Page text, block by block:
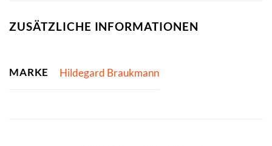
ZUSÄTZLICHE INFORMATIONEN
MARKE Hildegard Braukmann